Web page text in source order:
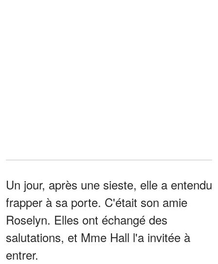
Un jour, après une sieste, elle a entendu
frapper à sa porte. C'était son amie
Roselyn. Elles ont échangé des
salutations, et Mme Hall l'a invitée à
entrer.